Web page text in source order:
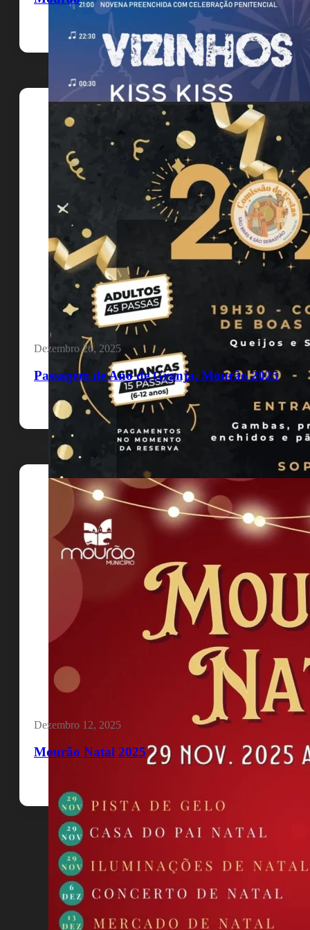
Dezembro 26, 2025
Passagem de Ano de Granja, Mourão 2025
Dezembro 12, 2025
Mourão Natal 2025
Quem Somos
Política de Privacidade